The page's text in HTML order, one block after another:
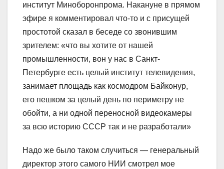
институт Миноборонпрома. Накануне в прямом
эфире я комментировал что-то и с присущей
простотой сказал в беседе со звонившим
зрителем: «что вы хотите от нашей
промышленности, вон у нас в Санкт-
Петербурге есть целый институт телевидения,
занимает площадь как космодром Байконур,
его пешком за целый день по периметру не
обойти, а ни одной переносной видеокамеры
за всю историю СССР так и не разработали»
Надо же было таком случиться — генеральный
директор этого самого НИИ смотрел мое